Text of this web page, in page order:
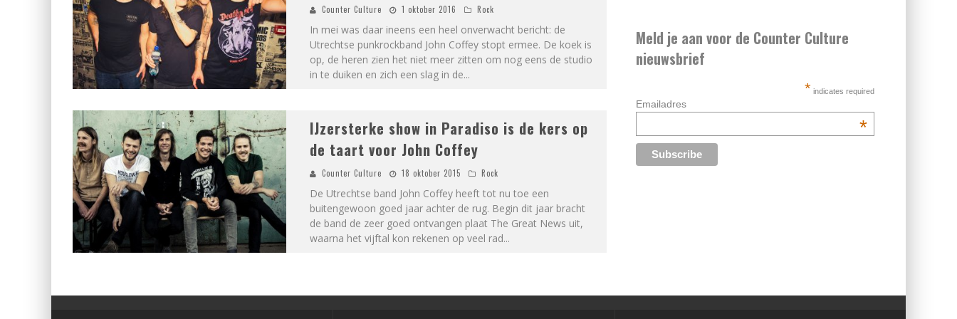
Counter Culture 1 oktober 2016 Rock
In mei was daar ineens een heel onverwacht bericht: de
Utrechtse punkrockband John Coffey stopt ermee. De koek is
op, de heren zien het niet meer zitten om nog eens de studio
in te duiken en zich een slag in de...
IJzersterke show in Paradiso is de kers op
de taart voor John Coffey
Counter Culture 18 oktober 2015 Rock
De Utrechtse band John Coffey heeft tot nu toe een
buitengewoon goed jaar achter de rug. Begin dit jaar bracht
de band de zeer goed ontvangen plaat The Great News uit,
waarna het vijftal kon rekenen op veel rad...
Meld je aan voor de Counter Culture
nieuwsbrief
* indicates required
Emailadres
*